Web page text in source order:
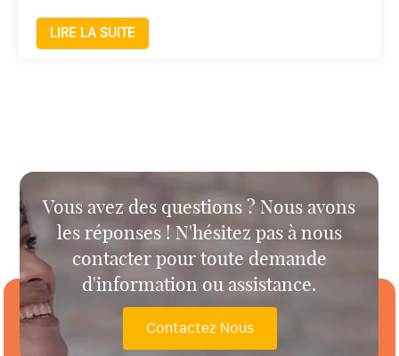
LIRE LA SUITE
Vous avez des questions ? Nous avons
les réponses ! N'hésitez pas à nous
contacter pour toute demande
d'information ou assistance.
Contactez Nous